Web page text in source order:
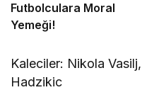
Futbolculara Moral
Yemeği!
Kaleciler: Nikola
Hadzikic